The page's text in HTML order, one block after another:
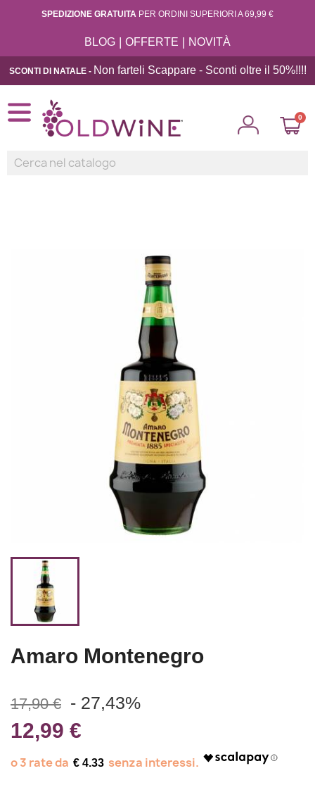
SPEDIZIONE GRATUITA PER ORDINI SUPERIORI A 69,99 €
BLOG | OFFERTE | NOVITÀ
SCONTI DI NATALE - Non farteli Scappare - Sconti oltre il 50%!!!!
Amaro Montenegro
17,90 € - 27,43%
12,99 €
€ 4.33